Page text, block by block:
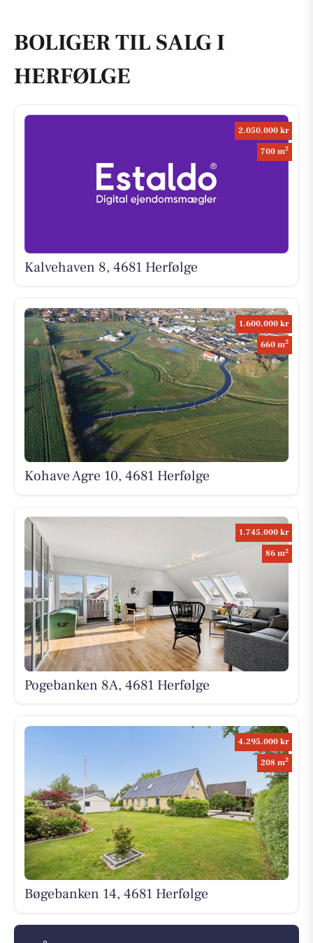
BOLIGER TIL SALG I
HERFØLGE
2.050.000 kr
700 m2
Kalvehaven 8, 4681 Herfølge
1.600.000 kr
660 m2
Kohave Agre 10, 4681 Herfølge
1.745.000 kr
86 m2
Pogebanken 8A, 4681 Herfølge
4.295.000 kr
208 m2
Bøgebanken 14, 4681 Herfølge